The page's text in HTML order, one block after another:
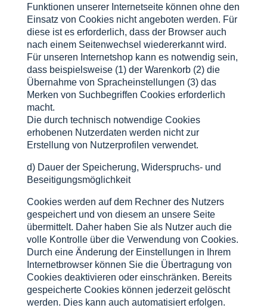
Funktionen unserer Internetseite können ohne den
Einsatz von Cookies nicht angeboten werden. Für
diese ist es erforderlich, dass der Browser auch
nach einem Seitenwechsel wiedererkannt wird.
Für unseren Internetshop kann es notwendig sein,
dass beispielsweise (1) der Warenkorb (2) die
Übernahme von Spracheinstellungen (3) das
Merken von Suchbegriffen Cookies erforderlich
macht.
Die durch technisch notwendige Cookies
erhobenen Nutzerdaten werden nicht zur
Erstellung von Nutzerprofilen verwendet.
d) Dauer der Speicherung, Widerspruchs- und
Beseitigungsmöglichkeit
Cookies werden auf dem Rechner des Nutzers
gespeichert und von diesem an unsere Seite
übermittelt. Daher haben Sie als Nutzer auch die
volle Kontrolle über die Verwendung von Cookies.
Durch eine Änderung der Einstellungen in Ihrem
Internetbrowser können Sie die Übertragung von
Cookies deaktivieren oder einschränken. Bereits
gespeicherte Cookies können jederzeit gelöscht
werden. Dies kann auch automatisiert erfolgen.